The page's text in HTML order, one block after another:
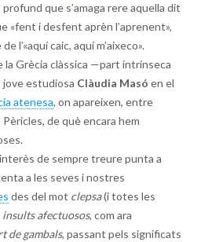
que s’amaga rere aquella dit
«fent i desfent aprèn l’aprenent»,
l’«aquí caic, aquí m’aixeco».
la Grècia clàssica —part intrínseca
jove estudiosa Clàudia Masó en el
atenesa, on apareixen, entre
de què encara hem
de sempre treure punta a
a les seves i nostres
des del mot clepsa(i totes les
insults afectuosos, com ara
de gambals, passant pels significats